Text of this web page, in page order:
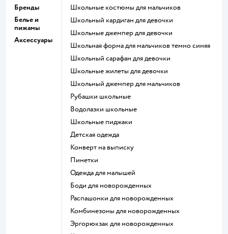
Бренды
Белье и
пижамы
Аксессуары
Школьные костюмы для мальчиков
Школьный кардиган для девочки
Школьные джемпер для девочки
Школьная форма для мальчиков темно синяя
Школьный сарафан для девочки
Школьные жилеты для девочки
Школьный джемпер для мальчиков
Рубашки школьные
Водолазки школьные
Школьные пиджаки
Детская одежда
Конверт на выписку
Пинетки
Одежда для малышей
Боди для новорожденных
Распашонки для новорожденных
Комбинезоны для новорожденных
Эргорюкзак для новорожденных